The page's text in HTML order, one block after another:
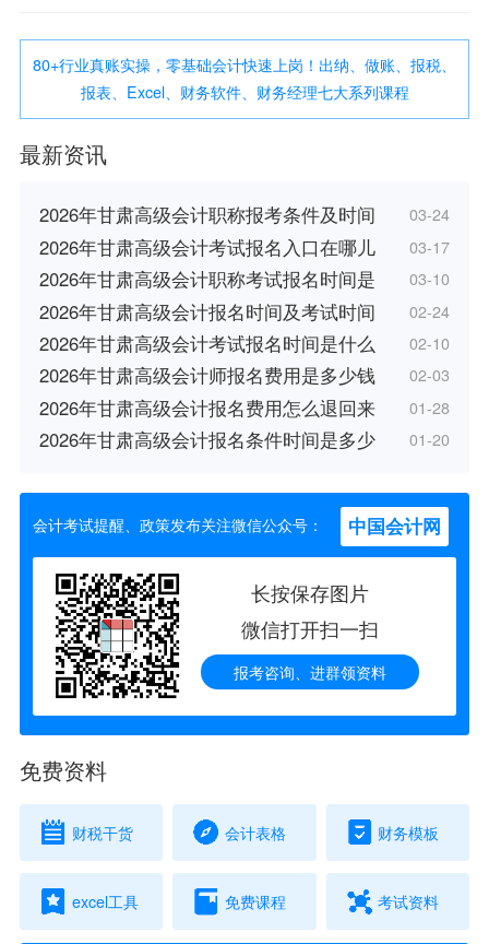
80+行业真账实操，零基础会计快速上岗！出纳、做账、报税、
报表、Excel、财务软件、财务经理七大系列课程
最新资讯
2026年甘肃高级会计职称报考条件及时间 03-24
2026年甘肃高级会计考试报名入口在哪儿 03-17
2026年甘肃高级会计职称考试报名时间是 03-10
2026年甘肃高级会计报名时间及考试时间 02-24
2026年甘肃高级会计考试报名时间是什么 02-10
2026年甘肃高级会计师报名费用是多少钱 02-03
2026年甘肃高级会计报名费用怎么退回来 01-28
2026年甘肃高级会计报名条件时间是多少 01-20
会计考试提醒、政策发布关注微信公众号： 中国会计网
长按保存图片
微信打开扫一扫
报考咨询、进群领资料
免费资料
财税干货 会计表格 财务模板
excel工具 免费课程 考试资料